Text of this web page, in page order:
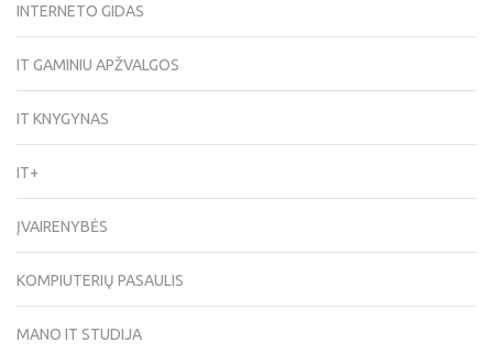
INTERNETO GIDAS
IT GAMINIU APŽVALGOS
IT KNYGYNAS
IT+
ĮVAIRENYBĖS
KOMPIUTERIŲ PASAULIS
MANO IT STUDIJA